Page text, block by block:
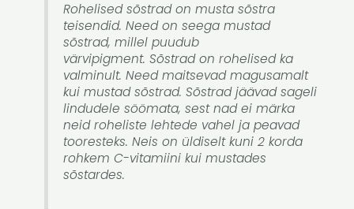
Rohelised sõstrad on musta sõstra
teisendid. Need on seega mustad
sõstrad, millel puudub
värvipigment. Sõstrad on rohelised ka
valminult. Need maitsevad magusamalt
kui mustad sõstrad. Sõstrad jäävad sageli
lindudele söömata, sest nad ei märka
neid roheliste lehtede vahel ja peavad
tooresteks. Neis on üldiselt kuni 2 korda
rohkem C-vitamiini kui mustades
sõstardes.